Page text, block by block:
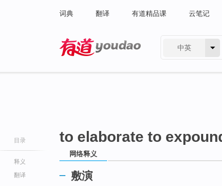
词典 翻译 有道精品课 云笔记
中英
目录
释义
翻译
to elaborate to
网络释义
敷演